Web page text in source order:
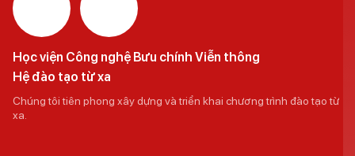
Học viện Công nghệ Bưu chính Viễn thông
Hệ đào tạo từ xa
Chúng tôi tiên phong xây dựng và triển khai chương trình đào tạo từ
xa.